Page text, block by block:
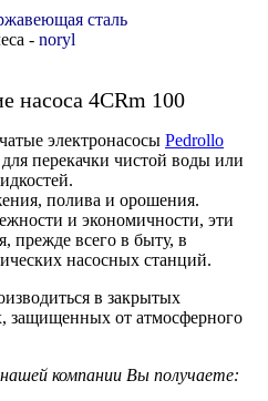
сталь
- noryl
насоса 4CRm 100
электронасосы Pedrollo
перекачки чистой воды или
полива и орошения.
и экономичности, эти
прежде всего в быту, в
насосных станций.
в закрытых
защищенных от атмосферного
компании Вы получаете: